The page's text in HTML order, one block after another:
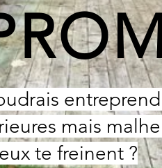
mais
te freinent ?